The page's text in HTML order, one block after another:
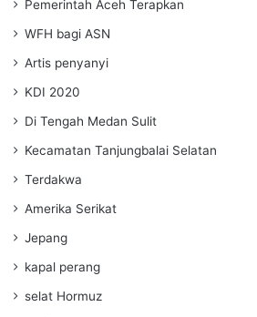
Pemerintah Aceh Terapkan
WFH bagi ASN
Artis penyanyi
KDI 2020
Di Tengah Medan Sulit
Kecamatan Tanjungbalai Selatan
Terdakwa
Amerika Serikat
Jepang
kapal perang
selat Hormuz